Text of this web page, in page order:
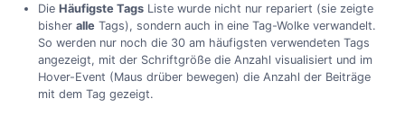
Die Häufigste TagsListe wurde nicht nur repariert (sie zeigte
bisher alleTags), sondern auch in eine Tag-Wolke verwandelt.
So werden nur noch die 30 am häufigsten verwendeten Tags
angezeigt, mit der Schriftgröße die Anzahl visualisiert und im
Hover-Event (Maus drüber bewegen) die Anzahl der Beiträge
mit dem Tag gezeigt.